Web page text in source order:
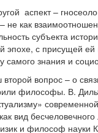
аспект –
не как
субъекта
эпохе, с присущей
самого знания и
вопрос – о
философы. В.
вид
и философ науки